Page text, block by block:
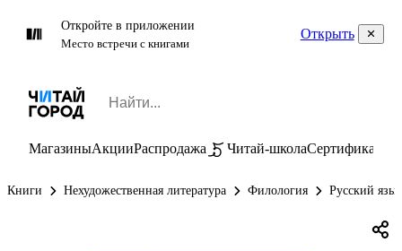
Откройте в приложении
Место встречи с книгами
Открыть
МагазиныАкцииРаспродажа Читай-школаСертификаты
Книги Нехудожественная литература Филология Русский язык